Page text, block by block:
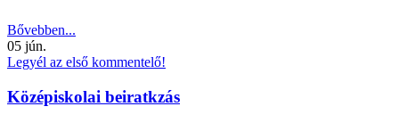
Bővebben...
05 jún.
Legyél az első kommentelő!
Középiskolai beiratkzás